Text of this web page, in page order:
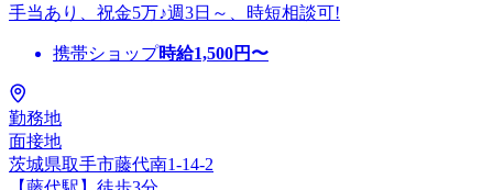
手当あり、祝金5万♪週3日～、時短相談可!
携帯ショップ時給1,500円〜
勤務地
面接地
茨城県取手市藤代南1-14-2